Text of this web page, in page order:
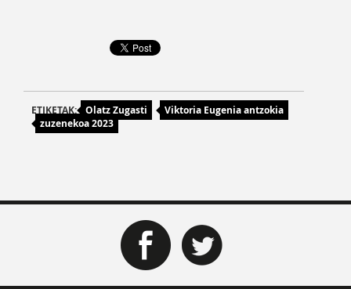
ETIKETAK: Olatz Zugasti
Viktoria Eugenia antzokia
zuzenekoa 2023